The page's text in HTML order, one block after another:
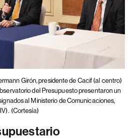
Girón, presidente de Cacif (al centro)
del Presupuesto presentaron un
al Ministerio de Comunicaciones,
(Cortesía)